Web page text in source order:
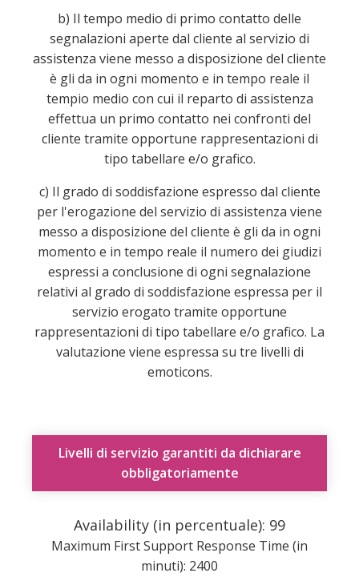
b) Il tempo medio di primo contatto delle
segnalazioni aperte dal cliente al servizio di
assistenza viene messo a disposizione del cliente
è gli da in ogni momento e in tempo reale il
tempio medio con cui il reparto di assistenza
effettua un primo contatto nei confronti del
cliente tramite opportune rappresentazioni di
tipo tabellare e/o grafico.
c) Il grado di soddisfazione espresso dal cliente
per l'erogazione del servizio di assistenza viene
messo a disposizione del cliente è gli da in ogni
momento e in tempo reale il numero dei giudizi
espressi a conclusione di ogni segnalazione
relativi al grado di soddisfazione espressa per il
servizio erogato tramite opportune
rappresentazioni di tipo tabellare e/o grafico. La
valutazione viene espressa su tre livelli di
emoticons.
Livelli di servizio garantiti da dichiarare
obbligatoriamente
Availability (in percentuale): 99
Maximum First Support Response Time (in
minuti): 2400